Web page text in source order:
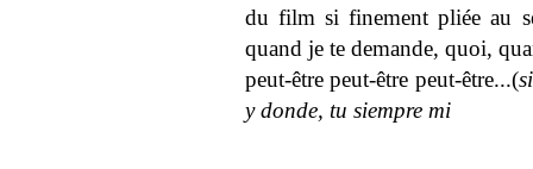
du film si finement pliée au
quand je te demande, quoi,
peut-être peut-être peut-être...(
y donde, tu siempre mi